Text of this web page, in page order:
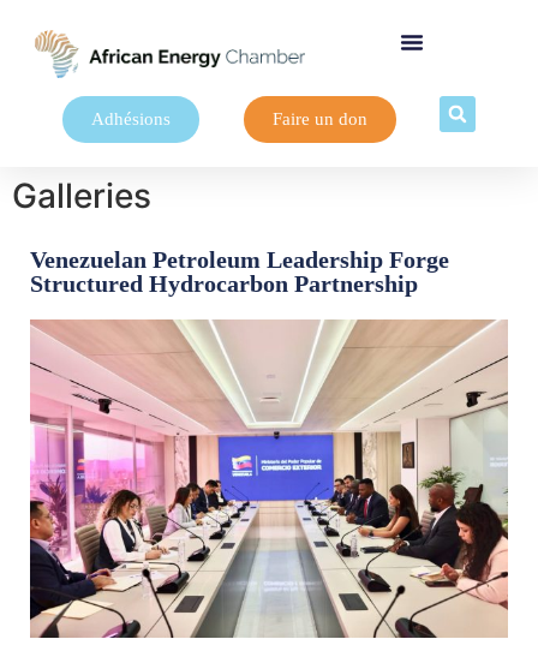
Adhésions Faire un don
Galleries
Venezuelan Petroleum Leadership Forge
Structured Hydrocarbon Partnership